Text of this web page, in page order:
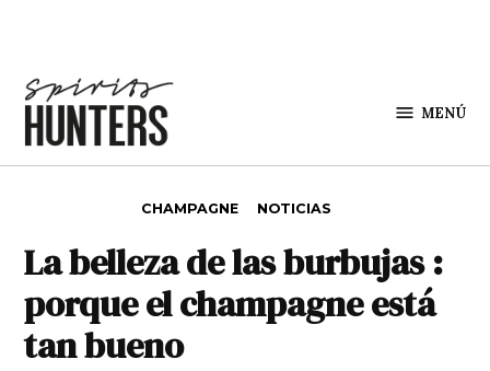
MENÚ
CHAMPAGNE NOTICIAS
La belleza de las burbujas :
porque el champagne está
tan bueno